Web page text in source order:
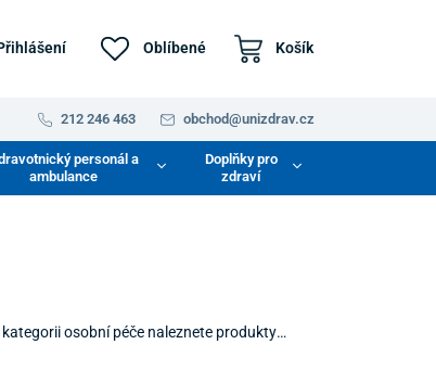
Oblíbené Košík
212 246 463 obchod@unizdrav.cz
personál a
ambulance
Doplňky pro
zdraví
osobní péče naleznete produkty
pro pohodlné oblékání, bezpečnou